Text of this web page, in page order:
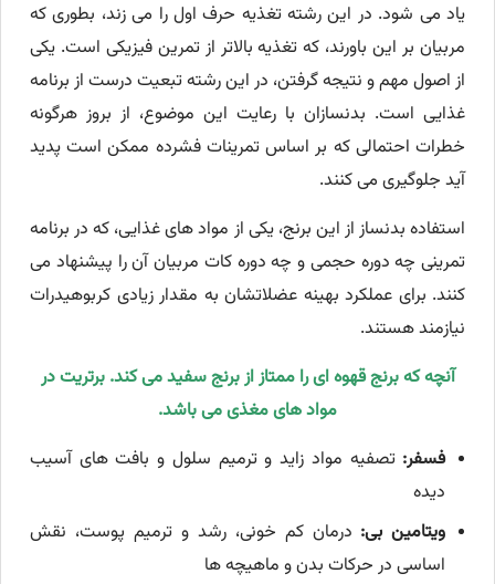
یاد می شود. در این رشته تغذیه حرف اول را می زند، بطوری که
مربیان بر این باورند، که تغذیه بالاتر از تمرین فیزیکی است. یکی
از اصول مهم و نتیجه گرفتن، در این رشته تبعیت درست از برنامه
غذایی است. بدنسازان با رعایت این موضوع، از بروز هرگونه
خطرات احتمالی که بر اساس تمرینات فشرده ممکن است پدید
آید جلوگیری می کنند.
استفاده بدنساز از این برنج، یکی از مواد های غذایی، که در برنامه
تمرینی چه دوره حجمی و چه دوره کات مربیان آن را پیشنهاد می
کنند. برای عملکرد بهینه عضلاتشان به مقدار زیادی کربوهیدرات
نیازمند هستند.
آنچه که برنج قهوه ای را ممتاز از برنج سفید می کند. برتریت در
مواد های مغذی می باشد.
فسفر: تصفیه مواد زاید و ترمیم سلول و بافت های آسیب
دیده
ویتامین بی: درمان کم خونی، رشد و ترمیم پوست، نقش
اساسی در حرکات بدن و ماهیچه ها